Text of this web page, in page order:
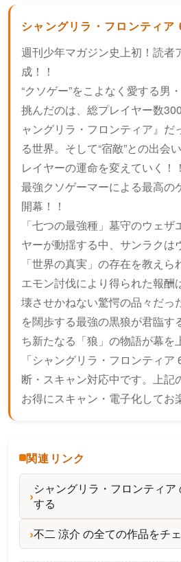
シャングリラ・フロンティア
週刊少年マガジン史上初！読者
成！！
“クソゲー”をこよなく愛する男
挑んだのは、総プレイヤー数
ャングリラ・フロンティア』だ
る世界。そして“宿敵”との出会
レイヤーの運命を変えていく！！
最強クソゲーマーによる最高の
開幕！！
「七つの最強種」墓守のウェ
ヤーが動揺する中、サンラクは
「世界の真実」の存在を教え
エモン討伐により得られた報酬
壊させかねない驚愕の品々だっ
を闊歩する最強の黒狼が君臨す
ち新たなる「狼」の物語が幕を
「シャングリラ・フロンティ
断・スキャン対応中です。上記
お得にスキャン・電子化してお
関連リンク
シャングリラ・フロンティア
する
不二 涼介 の全ての作品をチ